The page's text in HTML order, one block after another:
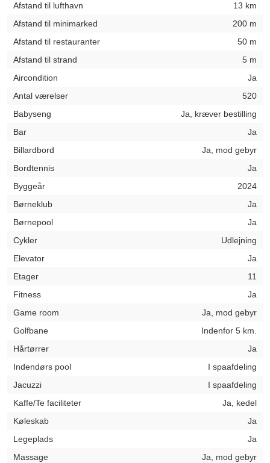
Afstand til lufthavn
13 km
Afstand til minimarked
200 m
Afstand til restauranter
50 m
Afstand til strand
5 m
Aircondition
Ja
Antal værelser
520
Babyseng
Ja, kræver bestilling
Bar
Ja
Billardbord
Ja, mod gebyr
Bordtennis
Ja
Byggeår
2024
Børneklub
Ja
Børnepool
Ja
Cykler
Udlejning
Elevator
Ja
Etager
11
Fitness
Ja
Game room
Ja, mod gebyr
Golfbane
Indenfor 5 km.
Hårtørrer
Ja
Indendørs pool
I spaafdeling
Jacuzzi
I spaafdeling
Kaffe/Te faciliteter
Ja, kedel
Køleskab
Ja
Legeplads
Ja
Massage
Ja, mod gebyr